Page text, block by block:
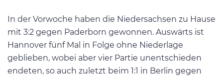
In der Vorwoche haben die Niedersachsen zu Hause
mit 3:2 gegen Paderborn gewonnen. Auswärts ist
Hannover fünf Mal in Folge ohne Niederlage
geblieben, wobei aber vier Partie unentschieden
endeten, so auch zuletzt beim 1:1 in Berlin gegen